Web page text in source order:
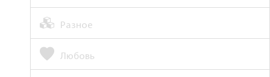
Разное
Любовь